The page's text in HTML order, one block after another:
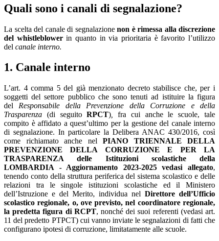
Quali sono i canali di segnalazione?
La scelta del canale di segnalazione non è rimessa alla discrezione
del whistleblowerin quanto in via prioritaria è favorito l’utilizzo
del canale interno.
1. Canale interno
L’art. 4 comma 5 del già menzionato decreto stabilisce che, per i
soggetti del settore pubblico che sono tenuti ad istituire la figura
del Responsabile della Prevenzione della Corruzione e della
Trasparenza (di seguitoRPCT)
fra cui anche le scuole, tale
compito è affidato a quest’ultimo per la gestione del canale interno
di segnalazione. In particolare la Delibera ANAC 430/2016, così
come richiamato anche nel PIANO TRIENNALE DELLA
PREVENZIONE DELLA CORRUZIONE E PER LA
TRASPARENZA delle Istituzioni scolastiche della
LOMBARDIA - Aggiornamento 2023-2025 vedasi allegato,
tenendo conto della struttura periferica del sistema scolastico e delle
relazioni tra le singole istituzioni scolastiche ed il Ministero
dell’Istruzione e del Merito, individua nel Direttore dell’Ufficio
scolastico regionale, o, ove previsto, nel coordinatore regionale,
la predetta figura di RCPT, nonché dei suoi referenti (vedasi art.
11 del predetto PTPCT) cui vanno inviate le segnalazioni di fatti che
configurano ipotesi di corruzione, limitatamente alle scuole.